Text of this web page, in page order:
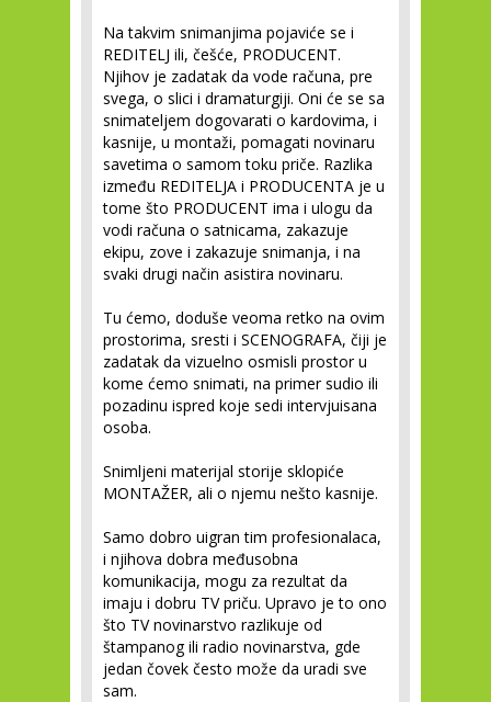
Na takvim snimanjima pojaviće se i
REDITELJ ili, češće, PRODUCENT.
Njihov je zadatak da vode računa, pre
svega, o slici i dramaturgiji. Oni će se sa
snimateljem dogovarati o kardovima, i
kasnije, u montaži, pomagati novinaru
savetima o samom toku priče. Razlika
između REDITELJA i PRODUCENTA je u
tome što PRODUCENT ima i ulogu da
vodi računa o satnicama, zakazuje
ekipu, zove i zakazuje snimanja, i na
svaki drugi način asistira novinaru.
Tu ćemo, doduše veoma retko na ovim
prostorima, sresti i SCENOGRAFA, čiji je
zadatak da vizuelno osmisli prostor u
kome ćemo snimati, na primer sudio ili
pozadinu ispred koje sedi intervjuisana
osoba.
Snimljeni materijal storije sklopiće
MONTAŽER, ali o njemu nešto kasnije.
Samo dobro uigran tim profesionalaca,
i njihova dobra međusobna
komunikacija, mogu za rezultat da
imaju i dobru TV priču. Upravo je to ono
što TV novinarstvo razlikuje od
štampanog ili radio novinarstva, gde
jedan čovek često može da uradi sve
sam.